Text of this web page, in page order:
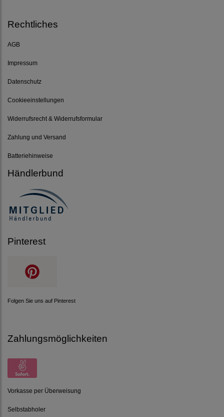
Rechtliches
AGB
Impressum
Datenschutz
Cookieeinstellungen
Widerrufsrecht & Widerrufsformular
Zahlung und Versand
Batteriehinweise
Händlerbund
Pinterest
Folgen Sie uns auf Pinterest
Zahlungsmöglichkeiten
Vorkasse per Überweisung
Selbstabholer